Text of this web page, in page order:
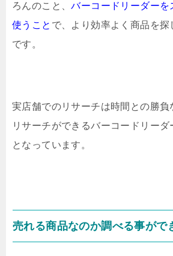
ろんのこと、バーコードリーダーを
使うこと で、より効率よく商品を
です。
実店舗でのリサーチは時間との勝負
リサーチができるバーコードリーダ
となっています。
売れる商品なのか調べる事がで